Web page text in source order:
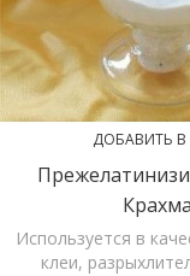
ДОБАВИТЬ
Используется в
клеи,